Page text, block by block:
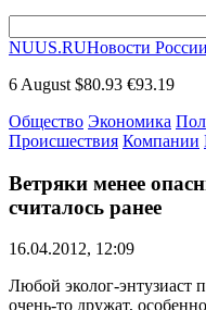
NUUS.RUНовости
6 August $80.93 €93.19
Общество Экономика
Происшествия Компании
Ветряки менее
считалось ранее
16.04.2012, 12:09
Любой эколог-энтузиаст
очень-то дружат,